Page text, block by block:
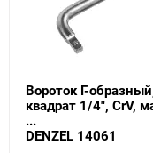
Вороток Г-
квадрат 1/4", CrV,
...
DENZEL 14061